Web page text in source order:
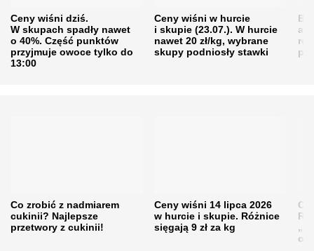
Ceny wiśni dziś.
W skupach spadły nawet
o 40%. Część punktów
przyjmuje owoce tylko do
13:00
Ceny wiśni w hurcie
i skupie (23.07.). W hurcie
nawet 20 zł/kg, wybrane
skupy podniosły stawki
Co zrobić z nadmiarem
cukinii? Najlepsze
przetwory z cukinii!
Ceny wiśni 14 lipca 2026
w hurcie i skupie. Różnice
sięgają 9 zł za kg